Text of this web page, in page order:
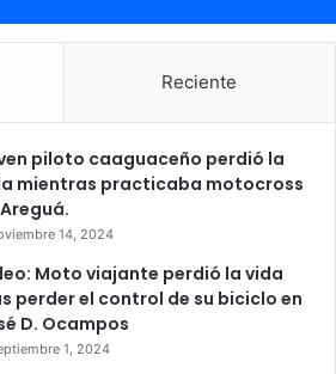
Reciente
piloto caaguaceño perdió la
mientras practicaba motocross
14, 2024
Moto viajante perdió la vida
perder el control de su biciclo en
D. Ocampos
1, 2024